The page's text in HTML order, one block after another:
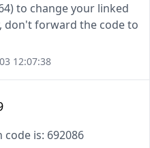
to change your linked
don't forward the code to
12:07:38
is: 692086